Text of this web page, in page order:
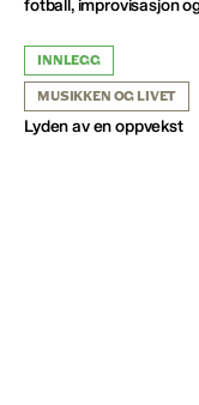
fotball, improvisasjon
INNLEGG
MUSIKKEN OG LIVET
Lyden av en oppvekst